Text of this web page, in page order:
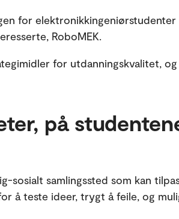
for elektronikkingeniørstudenter
RoboMEK.
for utdanningskvalitet,
på
sosialt samlingssted som kan
å teste ideer, trygt å feile, og